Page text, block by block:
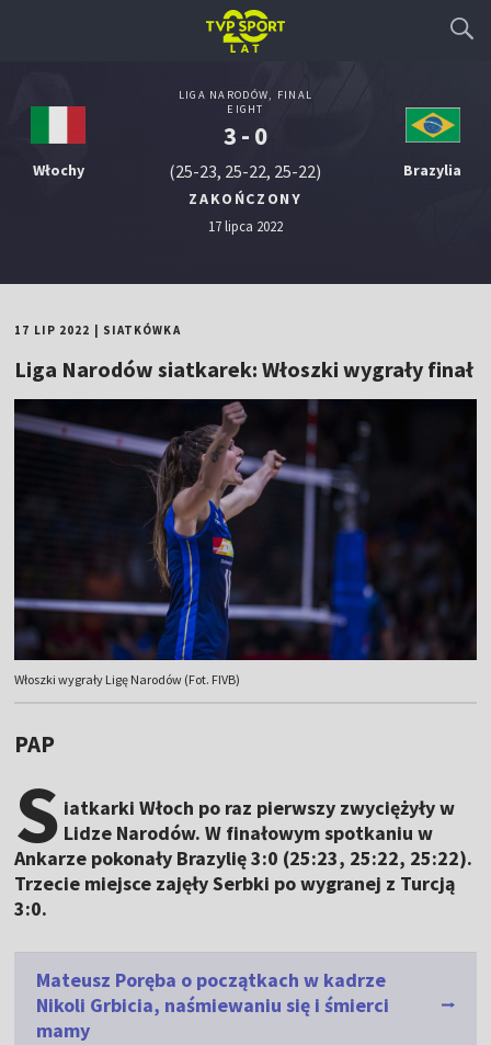
Włochy
LIGA NARODÓW, FINAL
EIGHT
3 - 0
(25-23, 25-22, 25-22)
ZAKOŃCZONY
17 lipca 2022
Brazylia
17 LIP 2022 SIATKÓWKA
Liga Narodów siatkarek: Włoszki wygrały finał
Włoszki wygrały Ligę Narodów (Fot. FIVB)
PAP
S iatkarki Włoch po raz pierwszy zwyciężyły w
Lidze Narodów. W finałowym spotkaniu w
Ankarze pokonały Brazylię 3:0 (25:23, 25:22, 25:22).
Trzecie miejsce zajęły Serbki po wygranej z Turcją
3:0.
Mateusz Poręba o początkach w kadrze
Nikoli Grbicia, naśmiewaniu się i śmierci
mamy